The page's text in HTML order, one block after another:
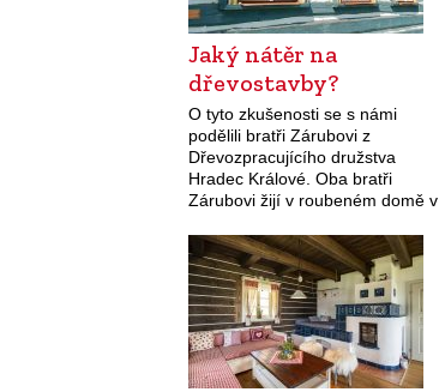
Jaký nátěr na
dřevostavby?
O tyto zkušenosti se s námi
podělili bratři Zárubovi z
Dřevozpracujícího družstva
Hradec Králové. Oba bratři
Zárubovi žijí v roubeném domě v
Krňovicích nedaleko Třebechovic
pod Orebem a při výstavbě
roubených staveb…